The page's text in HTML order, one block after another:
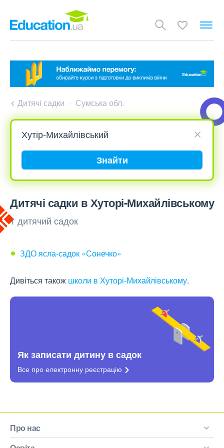
Дитячі садки Сумська обл.
Знайти
Дитячі садки в Хуторі-Михайлівському
1 дитячий садок
ЗДО ясла-садок «Сонечко»
Дивіться також школи в Хуторі-Михайлівському.
Як записати дитину в садок
Все про електронну реєстрацію
Про нас